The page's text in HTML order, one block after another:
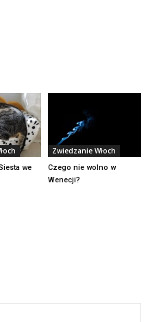
we
Zwiedzanie Włoch
Czego nie wolno w
Wenecji?